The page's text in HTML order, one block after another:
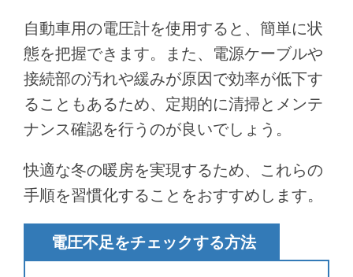
自動車用の電圧計を使用すると、簡単に状
態を把握できます。また、電源ケーブルや
接続部の汚れや緩みが原因で効率が低下す
ることもあるため、定期的に清掃とメンテ
ナンス確認を行うのが良いでしょう。
快適な冬の暖房を実現するため、これらの
手順を習慣化することをおすすめします。
電圧不足をチェックする方法